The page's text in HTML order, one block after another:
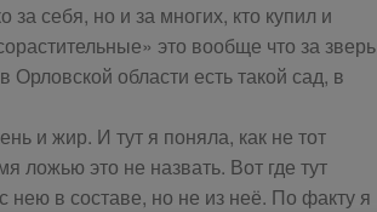
себя, но и за многих, кто купил и
это вообще что за зверь
Орловской области есть такой сад, в
и жир. И тут я поняла, как не тот
ложью это не назвать. Вот где тут
нею в составе, но не из неё. По факту я